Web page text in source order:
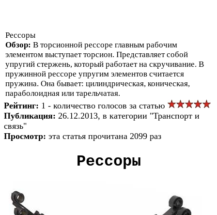
Рессоры
Обзор: В торсионной рессоре главным рабочим
элементом выступает торсион. Представляет собой
упругий стержень, который работает на скручивание. В
пружинной рессоре упругим элементов считается
пружина. Она бывает: цилиндрическая, коническая,
параболоидная или тарельчатая.
Рейтинг: 1 - количество голосов за статью
Публикация: 26.12.2013, в категории "Транспорт и
связь"
Просмотр: эта статья прочитана 2099 раз
Рессоры